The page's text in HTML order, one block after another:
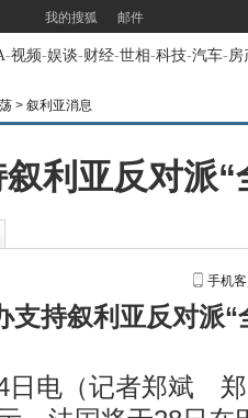
我的搜狐 邮件
-视频-娱谈-财经-世相-科技-汽车-房
> 叙利亚消息
利亚反对派“
手机
支持叙利亚反对派“
电（记者郑斌 郑